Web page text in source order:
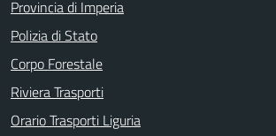
Provincia di Imperia
Polizia di Stato
Corpo Forestale
Riviera Trasporti
Orario Trasporti Liguria